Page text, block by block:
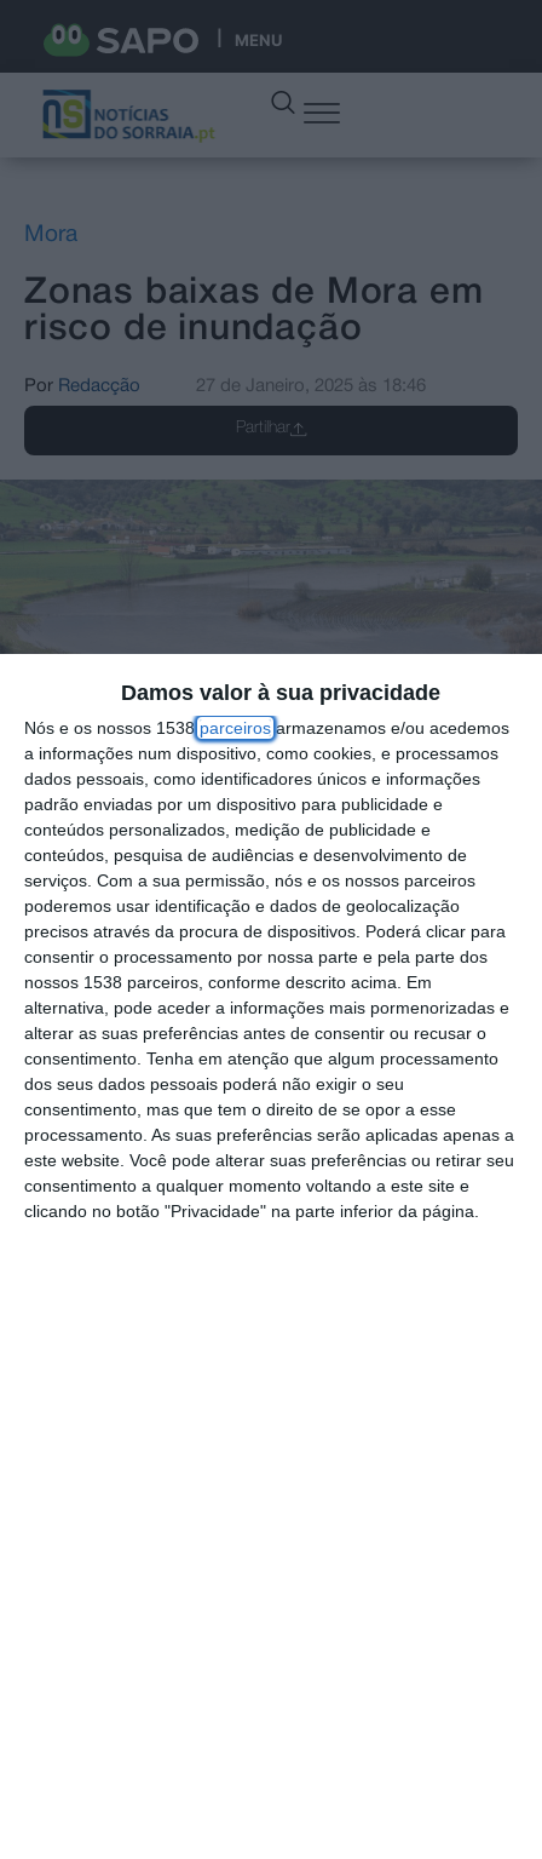
Damos valor à sua privacidade
Nós e os nossos 1538 parceiros armazenamos e/ou acedemos
a informações num dispositivo, como cookies, e processamos
dados pessoais, como identificadores únicos e informações
padrão enviadas por um dispositivo para publicidade e
conteúdos personalizados, medição de publicidade e
conteúdos, pesquisa de audiências e desenvolvimento de
serviços. Com a sua permissão, nós e os nossos parceiros
poderemos usar identificação e dados de geolocalização
precisos através da procura de dispositivos. Poderá clicar para
consentir o processamento por nossa parte e pela parte dos
nossos 1538 parceiros, conforme descrito acima. Em
alternativa, pode aceder a informações mais pormenorizadas e
alterar as suas preferências antes de consentir ou recusar o
consentimento. Tenha em atenção que algum processamento
dos seus dados pessoais poderá não exigir o seu
consentimento, mas que tem o direito de se opor a esse
processamento. As suas preferências serão aplicadas apenas a
este website. Você pode alterar suas preferências ou retirar seu
consentimento a qualquer momento voltando a este site e
clicando no botão "Privacidade" na parte inferior da página.
MENU
Mora
Zonas baixas de Mora em
risco de inundação
Por Redacção 27 de Janeiro, 2025 às 18:46
Partilhar
As zonas mais baixas de Mora, banhadas
pela Ribeira do Raia, deverão ser inundadas
nas próximas horas, alerta o Serviço
Municipal de Proteção Civil de Mora.
“Devido à forte precipitação que se tem
registado ao longo destes dias, é necessário
proceder a novas descargas controladas da
Barragem do Maranhão, o que poderá dar
origem a eventuais cheias e inundações”,
alerta a Proteção Civil de Mora.
A Proteção Civil alerta a população que evite
comportamentos de risco, e que retire